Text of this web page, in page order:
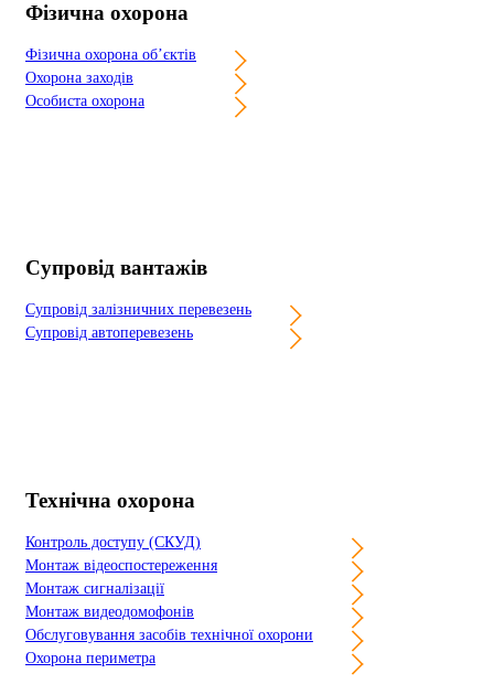
Фізична охорона
Фізична охорона об’єктів
Охорона заходів
Особиста охорона
Супровід вантажів
Супровід залізничних перевезень
Супровід автоперевезень
Технічна охорона
Контроль доступу (СКУД)
Монтаж відеоспостереження
Монтаж сигналізації
Монтаж видеодомофонів
Обслуговування засобів технічної охорони
Охорона периметра